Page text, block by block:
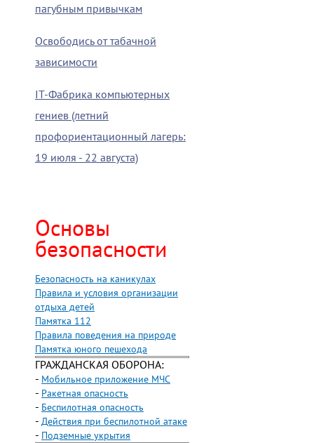
пагубным привычкам
Освободись от табачной
зависимости
IT-Фабрика компьютерных
гениев (летний
профориентационный лагерь:
19 июля - 22 августа)
Основы
безопасности
Безопасность на каникулах
Правила и условия организации
отдыха детей
Памятка 112
Правила поведения на природе
Памятка юного пешехода
ГРАЖДАНСКАЯ ОБОРОНА:
- Мобильное приложение МЧС
- Ракетная опасность
- Беспилотная опасность
- Действия при беспилотной атаке
- Подземные укрытия